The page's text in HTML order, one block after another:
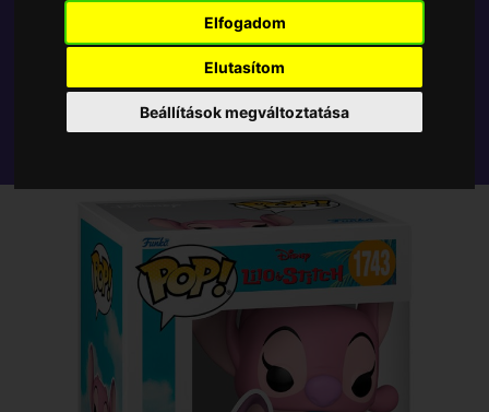
Elfogadom
Elutasítom
Beállítások megváltoztatása